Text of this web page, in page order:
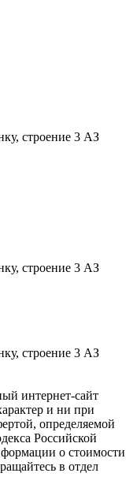
строение 3 АЗ
строение 3 АЗ
строение 3 АЗ
интернет-сайт
и ни при
определяемой
Российской
о стоимости
в отдел